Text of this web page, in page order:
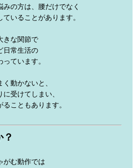
みの方は、腰だけでなく
ていることがあります。
きな関節で
日常生活の
ています。
動かないと、
受けてしまい、
こともあります。
がむ動作では